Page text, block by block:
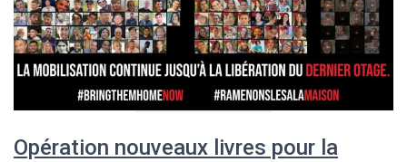
Opération nouveaux livres pour la